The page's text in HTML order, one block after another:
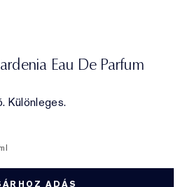
Eau De Parfum
Különleges.
ADÁS